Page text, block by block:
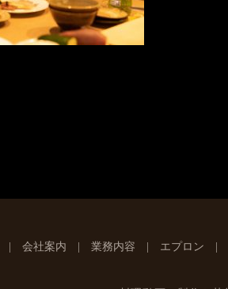
会社案内 業務内容 エプロン